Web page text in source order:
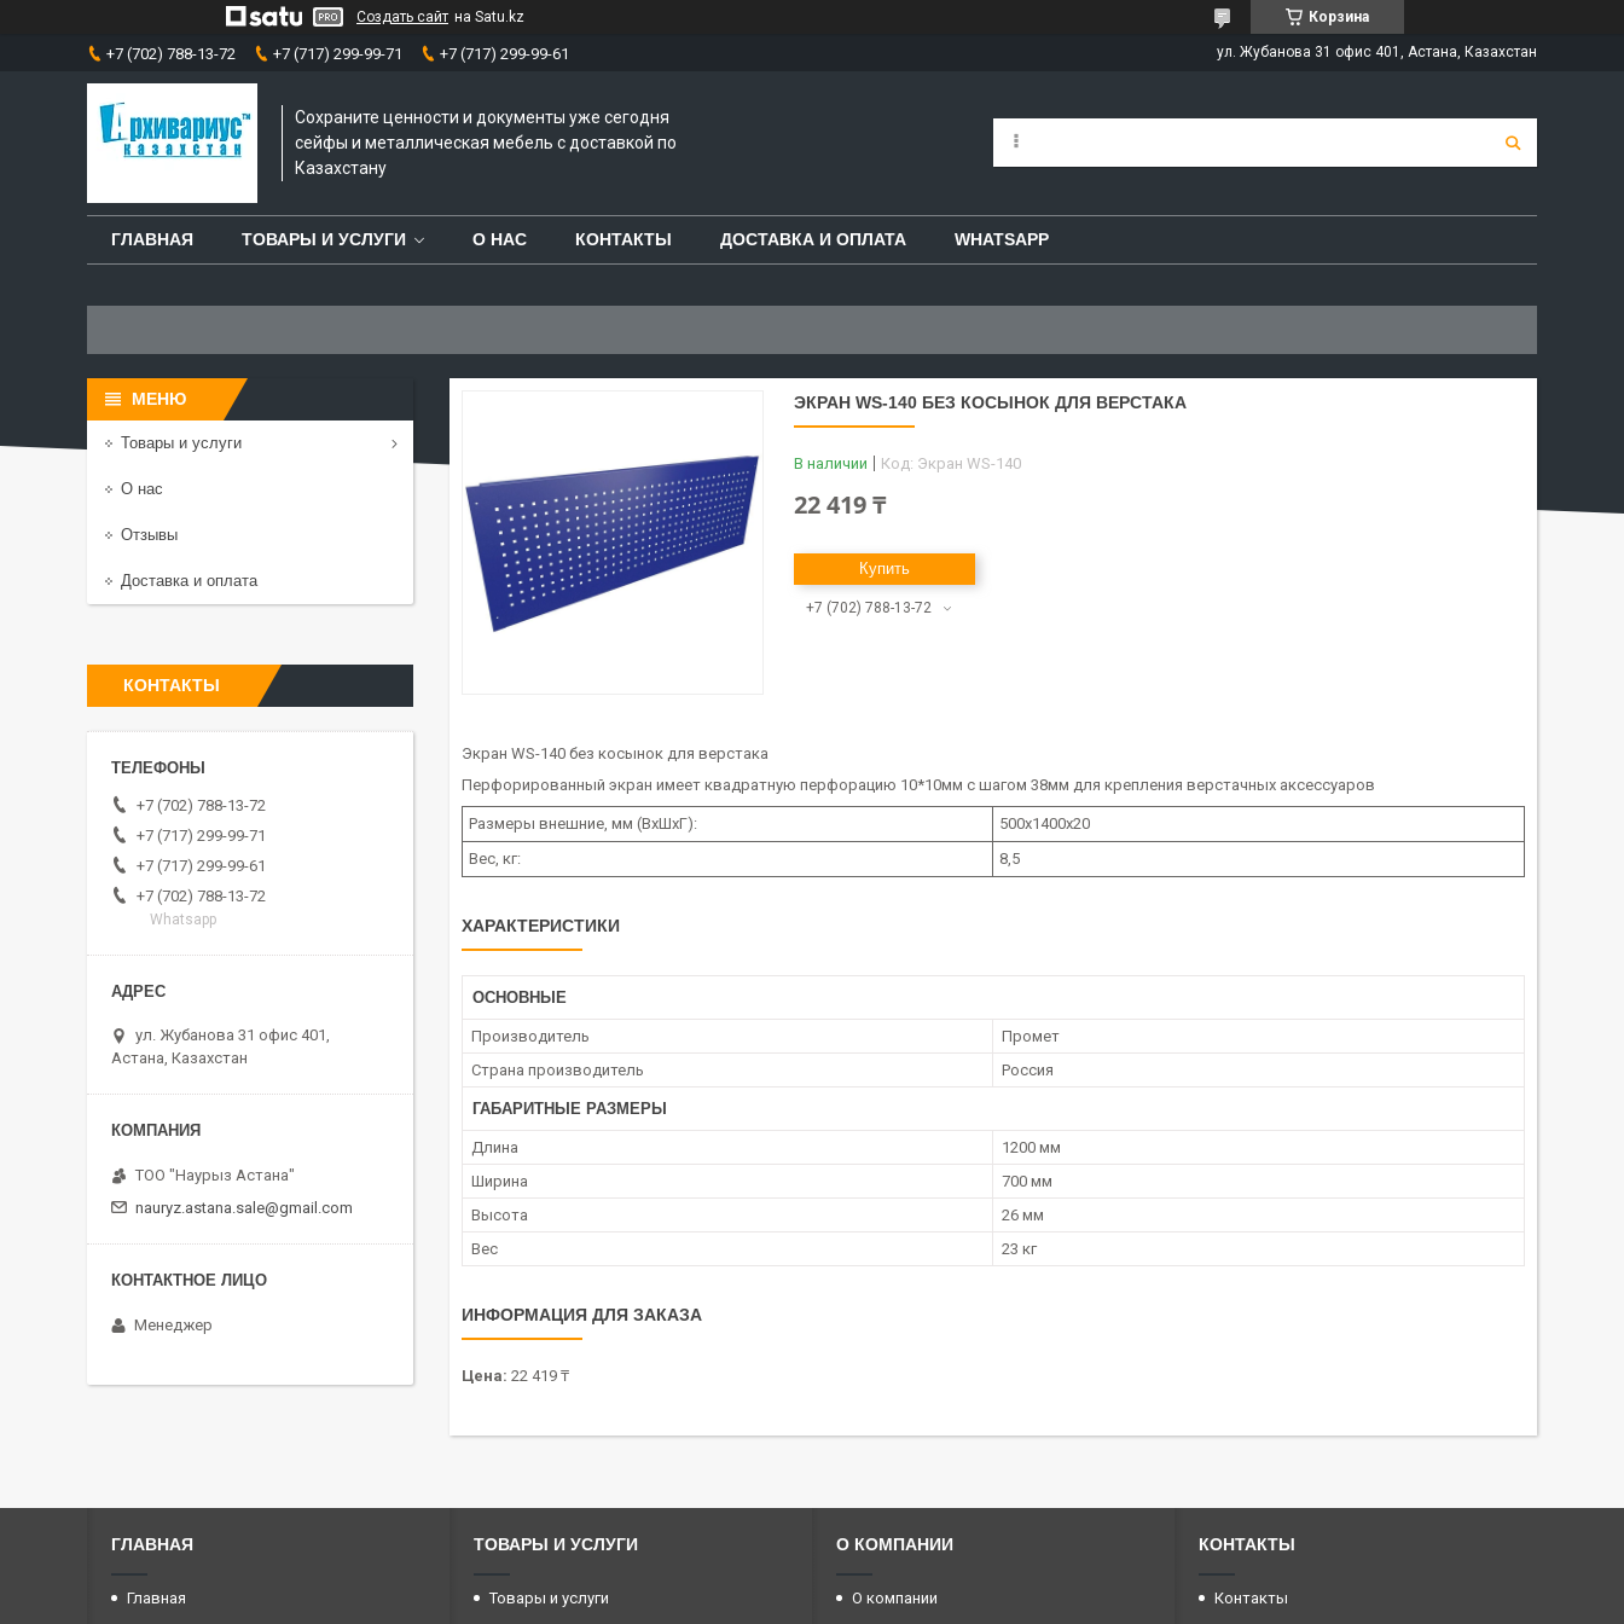
Создать сайт на Satu.kz Корзина
+7 (702) 788-13-72 +7 (717) 299-99-71 +7 (717) 299-99-61 ул. Жубанова 31 офис 401, Астана, Казахстан
Сохраните ценности и документы уже сегодня
сейфы и металлическая мебель с доставкой по
Казахстану
ГЛАВНАЯ ТОВАРЫ И УСЛУГИ О НАС КОНТАКТЫ ДОСТАВКА И ОПЛАТА WHATSAPP
ЭКРАН WS-140 БЕЗ КОСЫНОК ДЛЯ ВЕРСТАКА
В наличии Код: Экран WS-140
22 419 ₸
Купить
+7 (702) 788-13-72
Экран WS-140 без косынок для верстака
Перфорированный экран имеет квадратную перфорацию 10*10мм с шагом 38мм для крепления верстачных аксессуаров
Размеры внешние, мм (ВхШхГ):
500x1400x20
Вес, кг:
8,5
ХАРАКТЕРИСТИКИ
ОСНОВНЫЕ
Производитель
Промет
Страна производитель
Россия
ГАБАРИТНЫЕ РАЗМЕРЫ
Длина
1200 мм
Ширина
700 мм
Высота
26 мм
Вес
23 кг
ИНФОРМАЦИЯ ДЛЯ ЗАКАЗА
Цена: 22 419 ₸
Товары и услуги
О нас
Отзывы
Доставка и оплата
КОНТАКТЫ
+7 (702) 788-13-72
+7 (717) 299-99-71
+7 (717) 299-99-61
+7 (702) 788-13-72
Whatsapp
ул. Жубанова 31 офис 401,
Астана, Казахстан
ТОО "Наурыз Астана"
nauryz.astana.sale@gmail.com
Менеджер
ГЛАВНАЯ
Главная
ТОВАРЫ И УСЛУГИ
Товары и услуги
О КОМПАНИИ
О компании
КОНТАКТЫ
Контакты